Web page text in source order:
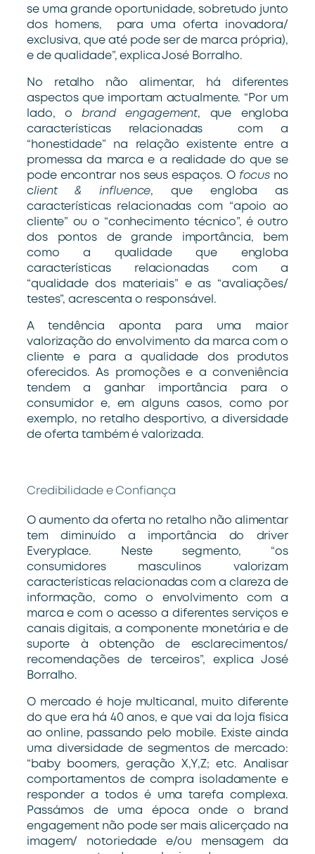
se uma grande oportunidade, sobretudo junto
dos homens, para uma oferta inovadora/
exclusiva, que até pode ser de marca própria),
e de qualidade”, explica José Borralho.
No retalho não alimentar, há diferentes
aspectos que importam actualmente. “Por um
lado, obrand engagement, que engloba
características relacionadas com a
“honestidade” na relação existente entre a
promessa da marca e a realidade do que se
pode encontrar nos seus espaços. O focus no
client & influence, que engloba as
características relacionadas com “apoio ao
cliente” ou o “conhecimento técnico”, é outro
dos pontos de grande importância, bem
como a qualidade que engloba
características relacionadas com a
“qualidade dos materiais” e as “avaliações/
testes”, acrescenta o responsável.
A tendência aponta para uma maior
valorização do envolvimento da marca com o
cliente e para a qualidade dos produtos
oferecidos. As promoções e a conveniência
tendem a ganhar importância para o
consumidor e, em alguns casos, como por
exemplo, no retalho desportivo, a diversidade
de oferta também é valorizada.
Credibilidade e Confiança
O aumento da oferta no retalho não alimentar
tem diminuído a importância do driver
Everyplace. Neste segmento, “os
consumidores masculinos valorizam
características relacionadas com a clareza de
informação, como o envolvimento com a
marca e com o acesso a diferentes serviços e
canais digitais, a componente monetária e de
suporte à obtenção de esclarecimentos/
recomendações de terceiros”, explica José
Borralho.
O mercado é hoje multicanal, muito diferente
do que era há 40 anos, e que vai da loja física
ao online, passando pelo mobile. Existe ainda
uma diversidade de segmentos de mercado:
“baby boomers, geração X,Y,Z; etc. Analisar
comportamentos de compra isoladamente e
responder a todos é uma tarefa complexa.
Passámos de uma época onde o brand
engagement não pode ser mais alicerçado na
imagem/ notoriedade e/ou mensagem da